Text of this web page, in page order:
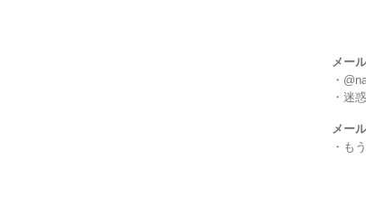
メー
・
・迷
メー
・も